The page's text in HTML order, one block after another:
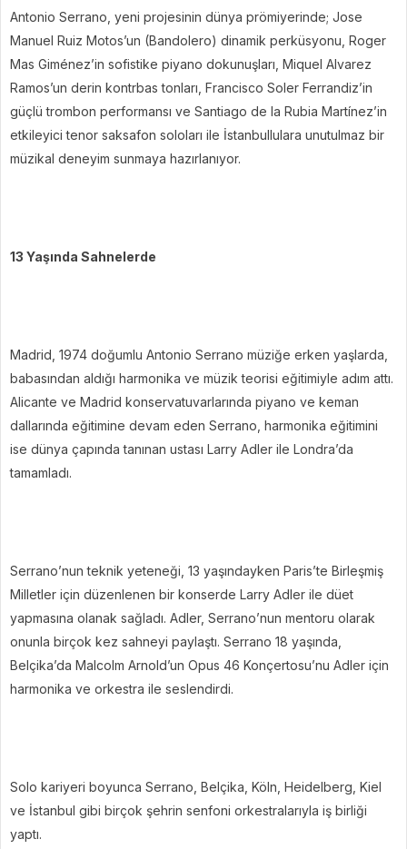
Antonio Serrano, yeni projesinin dünya prömiyerinde; Jose
Manuel Ruiz Motos’un (Bandolero) dinamik perküsyonu, Roger
Mas Giménez’in sofistike piyano dokunuşları, Miquel Alvarez
Ramos’un derin kontrbas tonları, Francisco Soler Ferrandiz’in
güçlü trombon performansı ve Santiago de la Rubia Martínez’in
etkileyici tenor saksafon soloları ile İstanbullulara unutulmaz bir
müzikal deneyim sunmaya hazırlanıyor.
13 Yaşında Sahnelerde
Madrid, 1974 doğumlu Antonio Serrano müziğe erken yaşlarda,
babasından aldığı harmonika ve müzik teorisi eğitimiyle adım attı.
Alicante ve Madrid konservatuvarlarında piyano ve keman
dallarında eğitimine devam eden Serrano, harmonika eğitimini
ise dünya çapında tanınan ustası Larry Adler ile Londra’da
tamamladı.
Serrano’nun teknik yeteneği, 13 yaşındayken Paris’te Birleşmiş
Milletler için düzenlenen bir konserde Larry Adler ile düet
yapmasına olanak sağladı. Adler, Serrano’nun mentoru olarak
onunla birçok kez sahneyi paylaştı. Serrano 18 yaşında,
Belçika’da Malcolm Arnold’un Opus 46 Konçertosu’nu Adler için
harmonika ve orkestra ile seslendirdi.
Solo kariyeri boyunca Serrano, Belçika, Köln, Heidelberg, Kiel
ve İstanbul gibi birçok şehrin senfoni orkestralarıyla iş birliği
yaptı.